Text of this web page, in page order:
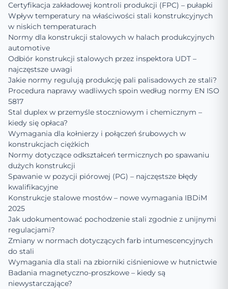
Certyfikacja zakładowej kontroli produkcji (FPC) – pułapki
Wpływ temperatury na właściwości stali konstrukcyjnych
w niskich temperaturach
Normy dla konstrukcji stalowych w halach produkcyjnych
automotive
Odbiór konstrukcji stalowych przez inspektora UDT –
najczęstsze uwagi
Jakie normy regulują produkcję pali palisadowych ze stali?
Procedura naprawy wadliwych spoin według normy EN ISO
5817
Stal duplex w przemyśle stoczniowym i chemicznym –
kiedy się opłaca?
Wymagania dla kołnierzy i połączeń śrubowych w
konstrukcjach ciężkich
Normy dotyczące odkształceń termicznych po spawaniu
dużych konstrukcji
Spawanie w pozycji piórowej (PG) – najczęstsze błędy
kwalifikacyjne
Konstrukcje stalowe mostów – nowe wymagania IBDiM
2025
Jak udokumentować pochodzenie stali zgodnie z unijnymi
regulacjami?
Zmiany w normach dotyczących farb intumescencyjnych
do stali
Wymagania dla stali na zbiorniki ciśnieniowe w hutnictwie
Badania magnetyczno-proszkowe – kiedy są
niewystarczające?